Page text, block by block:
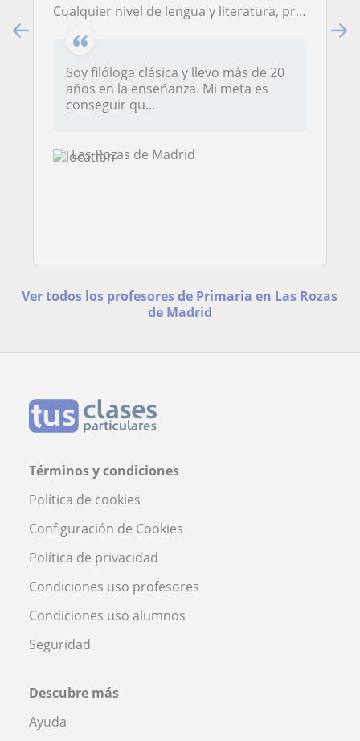
Cualquier nivel de lengua y literatura, primaria y secundaria
Soy filóloga clásica y llevo más de 20
años en la enseñanza. Mi meta es
conseguir qu...
Las Rozas de Madrid
Ver todos los profesores de Primaria en Las Rozas
de Madrid
Términos y condiciones
Política de cookies
Configuración de Cookies
Política de privacidad
Condiciones uso profesores
Condiciones uso alumnos
Seguridad
Descubre más
Ayuda